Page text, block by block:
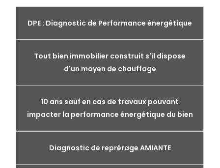
DPE : Diagnostic de Performance énergétique
Tout bien immobilier construit s'il dispose
d'un moyen de chauffage
10 ans sauf en cas de travaux pouvant
impacter la performance énergétique du bien
Diagnostic de reprérage AMIANTE